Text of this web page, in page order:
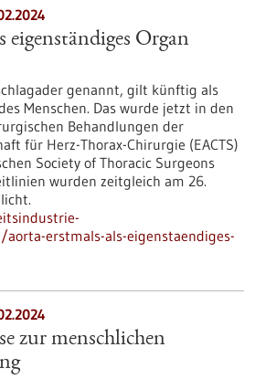
eigenständiges Organ
genannt, gilt künftig als
Menschen. Das wurde jetzt in den
Behandlungen der
für Herz-Thorax-Chirurgie (EACTS)
Society of Thoracic Surgeons
wurden zeitgleich am 26.
erstmals-als-eigenstaendiges-
zur menschlichen